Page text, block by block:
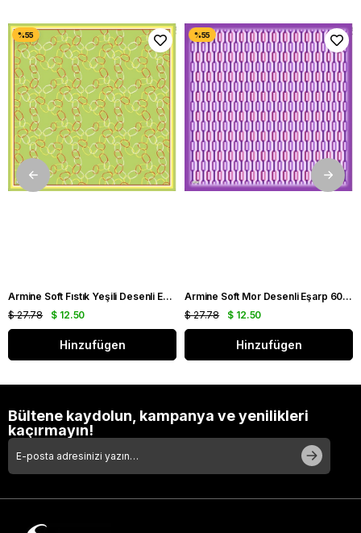
Armine Soft Fıstık Yeşili Desenli Eşarp 6090 - 11
$ 12.50
$ 27.78
Hinzufügen
Armine Soft Mor Desenli Eşarp 6087 - 16
$ 12.50
$ 27.78
Hinzufügen
Bültene kaydolun, kampanya ve yenilikleri
kaçırmayın!